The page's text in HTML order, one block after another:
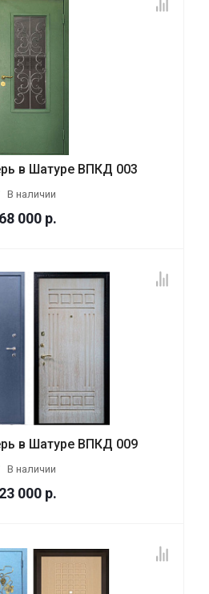
в Шатуре ВПКД 003
В наличии
68 000 р.
в Шатуре ВПКД 009
В наличии
23 000 р.